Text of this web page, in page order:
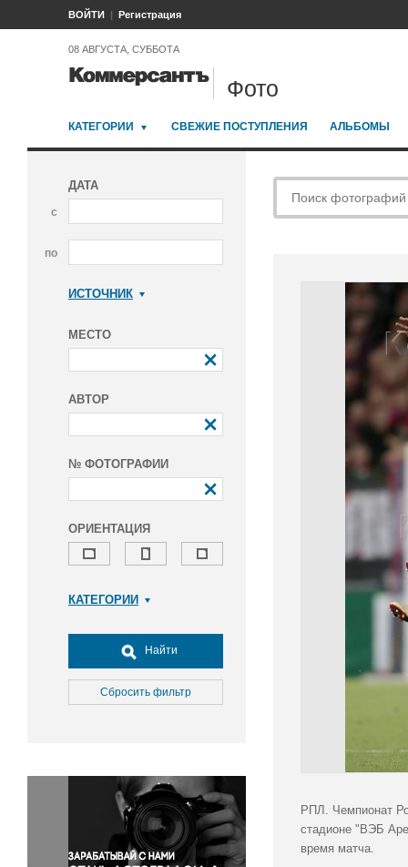
ВОЙТИ Регистрация
08 АВГУСТА, СУББОТА
Фото
КАТЕГОРИИ СВЕЖИЕ ПОСТУПЛЕНИЯ АЛЬБОМЫ
ДАТА
с
по
ИСТОЧНИК
МЕСТО
АВТОР
№ ФОТОГРАФИИ
ОРИЕНТАЦИЯ
КАТЕГОРИИ
Досуг, туризм и отдых
Культура
Медицина
Окружающая среда
Политика
Правосудие
Происшествия и конфликты
Найти
Сбросить фильтр
РПЛ. Чемпионат
стадионе "ВЭБ
время матча.